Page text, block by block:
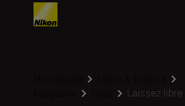
Laissez libre